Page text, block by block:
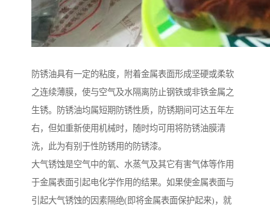
防锈油具有一定的粘度，附着金属表面形成坚硬或柔软
之连续薄膜，使与空气及水隔离防止钢铁或非铁金属之
生锈。防锈油均属短期防锈性质，防锈期间可达五年左
右，但如重新使用机械时，随时均可用将防锈油膜清
洗，此为有别于性防锈用的防锈漆。
大气锈蚀是空气中的氧、水蒸气及其它有害气体等作用
于金属表面引起电化学作用的结果。如果使金属表面与
引起大气锈蚀的因素隔绝(即将金属表面保护起来)，就